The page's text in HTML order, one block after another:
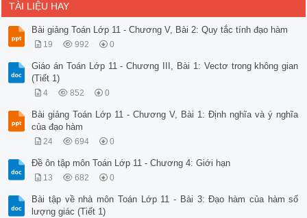
TÀI LIỆU HAY
Bài giảng Toán Lớp 11 - Chương V, Bài 2: Quy tắc tính đạo hàm
19 992 0
Giáo án Toán Lớp 11 - Chương III, Bài 1: Vectơ trong không gian
(Tiết 1)
4 852 0
Bài giảng Toán Lớp 11 - Chương V, Bài 1: Định nghĩa và ý nghĩa
của đạo hàm
24 694 0
Đề ôn tập môn Toán Lớp 11 - Chương 4: Giới hạn
13 682 0
Bài tập về nhà môn Toán Lớp 11 - Bài 3: Đạo hàm của hàm số
lượng giác (Tiết 1)